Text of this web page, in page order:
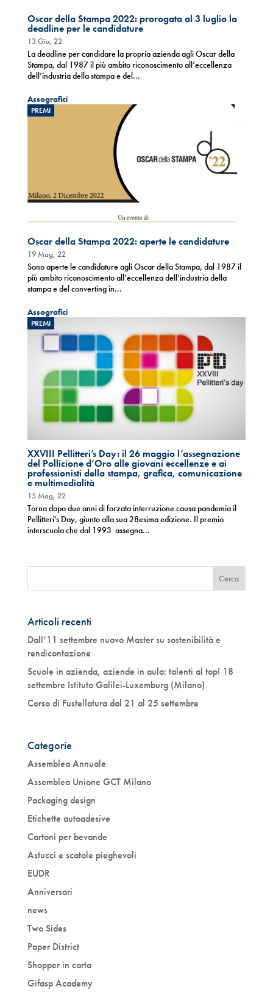
Oscar della Stampa 2022: prorogata al 3 luglio la
deadline per le candidature
13 Giu, 22
La deadline per candidare la propria azienda agli Oscar della
Stampa, dal 1987 il più ambito riconoscimento all’eccellenza
dell’industria della stampa e del...
Assografici
PREMI
Oscar della Stampa 2022: aperte le candidature
19 Mag, 22
Sono aperte le candidature agli Oscar della Stampa, dal 1987 il
più ambito riconoscimento all’eccellenza dell’industria della
stampa e del converting in...
Assografici
PREMI
XXVIII Pellitteri’s Day: il 26 maggio l’assegnazione
del Pollicione d’Oro alle giovani eccellenze e ai
professionisti della stampa, grafica, comunicazione
e multimedialità
15 Mag, 22
Torna dopo due anni di forzata interruzione causa pandemia il
Pellitteri's Day, giunto alla sua 28esima edizione. Il premio
interscuola che dal 1993 assegna...
Articoli recenti
Dall’11 settembre nuovo Master su sostenibilità e
rendicontazione
Scuole in azienda, aziende in aula: talenti al top! 18
settembre Istituto Galilei-Luxemburg (Milano)
Corso di Fustellatura dal 21 al 25 settembre
Categorie
Assemblea Annuale
Assemblea Unione GCT Milano
Packaging design
Etichette autoadesive
Cartoni per bevande
Astucci e scatole pieghevoli
EUDR
Anniversari
news
Two Sides
Paper District
Shopper in carta
Gifasp Academy